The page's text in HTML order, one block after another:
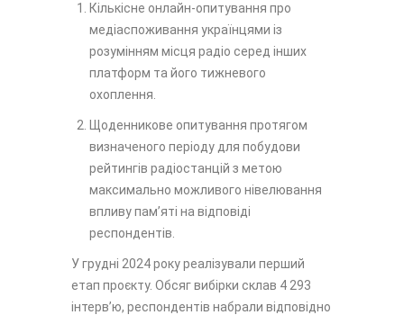
Кількісне онлайн-опитування про
медіаспоживання українцями із
розумінням місця радіо серед інших
платформ та його тижневого
охоплення.
Щоденникове опитування протягом
визначеного періоду для побудови
рейтингів радіостанцій з метою
максимально можливого нівелювання
впливу памʼяті на відповіді
респондентів.
У грудні 2024 року реалізували перший
етап проєкту. Обсяг вибірки склав 4 293
інтервʼю, респондентів набрали відповідно